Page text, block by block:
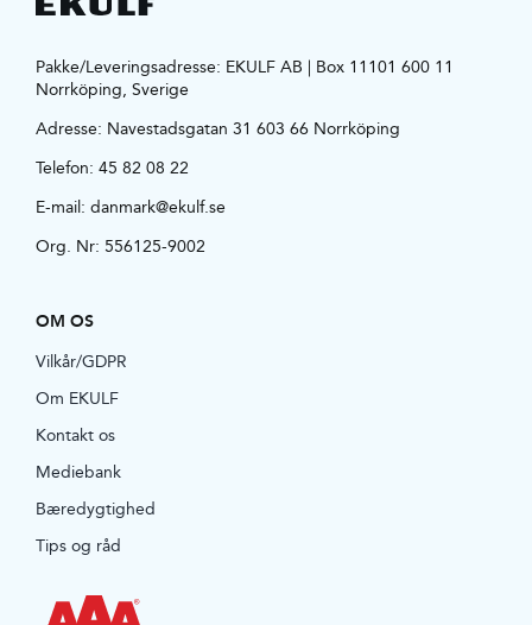
Pakke/Leveringsadresse: EKULF AB | Box 11101 600 11
Norrköping, Sverige
Adresse: Navestadsgatan 31 603 66 Norrköping
Telefon: 45 82 08 22
E-mail: danmark@ekulf.se
Org. Nr: 556125-9002
OM OS
Vilkår/GDPR
Om EKULF
Kontakt os
Mediebank
Bæredygtighed
Tips og råd